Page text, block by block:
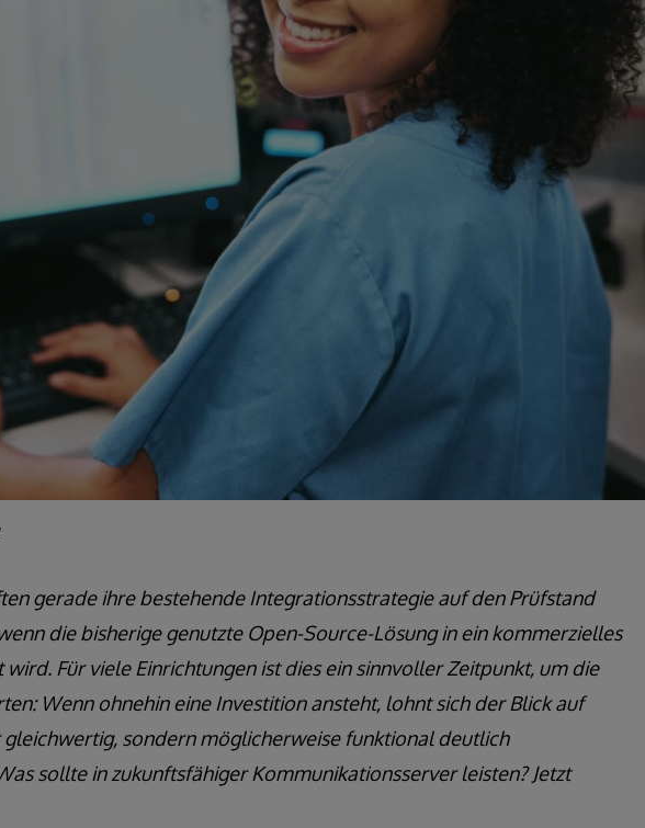
gerade ihre bestehende Integrationsstrategie auf den Prüfstand
die bisherige genutzte Open-Source-Lösung in ein kommerzielles
Für viele Einrichtungen ist dies ein sinnvoller Zeitpunkt, um die
Wenn ohnehin eine Investition ansteht, lohnt sich der Blick auf
gleichwertig, sondern möglicherweise funktional deutlich
sollte in zukunftsfähiger Kommunikationsserver leisten? Jetzt